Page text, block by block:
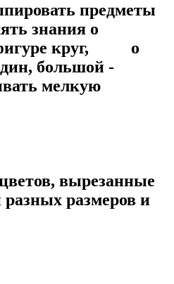
предметы
знания о
фигуре круг, о
большой -
мелкую
вырезанные
разных размеров и